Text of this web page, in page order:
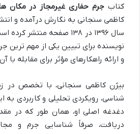
کتاب جرم حفاری غیرمجاز در مکان
کاظمی سنجانی به نگارش درآمده و
سال ۱۳۹۶ در ۱۳۸ صفحه
نویسنده برای تبیین یکی از مهم ترین
و ارائه راهکارهای مؤثر برای مقابله با
بیژن کاظمی سنجانی، با تخصص در
شناسی، رویکردی تحلیلی و کاربردی
دغدغه اصلی او، همان طور که در
دریافت، صرفاً شناسایی جرم و